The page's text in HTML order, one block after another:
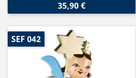
35,90 €
SEF 042